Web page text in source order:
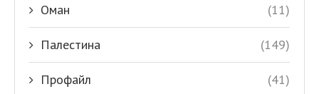
Оман (11)
Палестина (149)
Профайл (41)